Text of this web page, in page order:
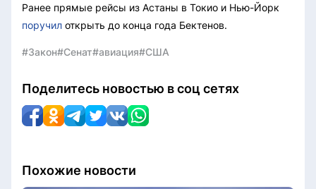
Ранее прямые рейсы из Астаны в Токио и Нью-Йорк
поручил открыть до конца года Бектенов.
#Закон#Сенат#авиация#США
Поделитесь новостью в соц сетях
Похожие новости